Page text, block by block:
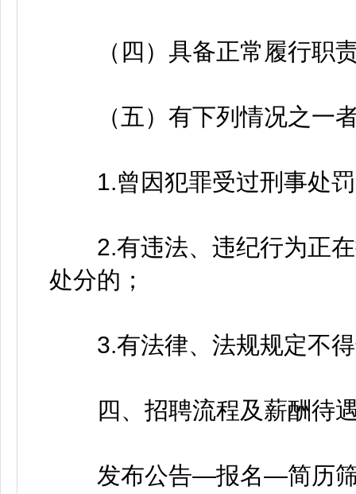
（四）具备正常履行职责
（五）有下列情况之一
1.曾因犯罪受过刑事处罚
2.有违法、违纪行为正在
处分的；
3.有法律、法规规定不得
四、招聘流程及薪酬待
发布公告—报名—简历筛